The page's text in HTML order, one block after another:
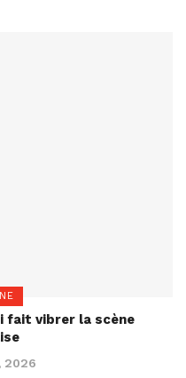
fait vibrer la scène
2026